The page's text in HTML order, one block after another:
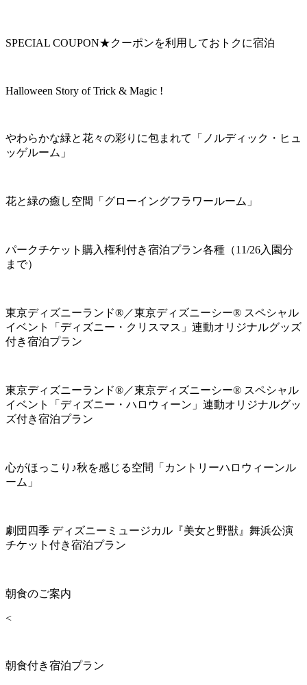
SPECIAL COUPON★クーポンを利用しておトクに宿泊
Halloween Story of Trick & Magic !
やわらかな緑と花々の彩りに包まれて「ノルディック・ヒュ
ッゲルーム」
花と緑の癒し空間「グローイングフラワールーム」
パークチケット購入権利付き宿泊プラン各種（11/26入園分
まで）
東京ディズニーランド®／東京ディズニーシー® スペシャル
イベント「ディズニー・クリスマス」連動オリジナルグッズ
付き宿泊プラン
東京ディズニーランド®／東京ディズニーシー® スペシャル
イベント「ディズニー・ハロウィーン」連動オリジナルグッ
ズ付き宿泊プラン
心がほっこり♪秋を感じる空間「カントリーハロウィーンル
ーム」
劇団四季 ディズニーミュージカル『美女と野獣』舞浜公演
チケット付き宿泊プラン
朝食のご案内
<
朝食付き宿泊プラン